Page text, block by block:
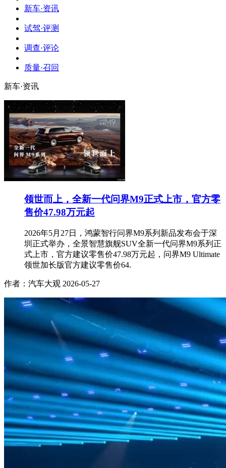
新车·资讯
试驾·评测
调查·评论
质量·召回
新车·资讯
领世而上，全新一代问界M9正式上市，官方零
售价47.98万元起
2026年5月27日，鸿蒙智行问界M9系列新品发布会于深
圳正式举办，全景智慧旗舰SUV全新一代问界M9系列正
式上市，官方建议零售价47.98万元起，问界M9 Ultimate
领世加长版官方建议零售价64.
作者：汽车大观 2026-05-27